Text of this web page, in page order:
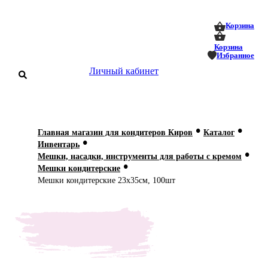
Корзина
Корзина
Избранное
Личный кабинет
Главная магазин для кондитеров Киров • Каталог •
Инвентарь •
Мешки, насадки, инструменты для работы с кремом •
Мешки кондитерские •
Мешки кондитерские 23х35см, 100шт